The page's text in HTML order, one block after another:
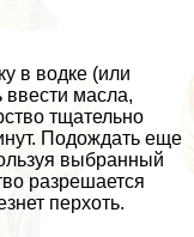
в водке (или
масла,
тщательно
Подождать еще
выбранный
разрешается
перхоть.